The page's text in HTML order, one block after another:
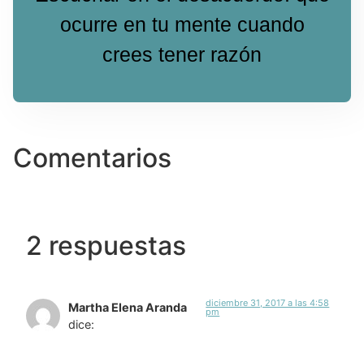
ocurre en tu mente cuando
crees tener razón
Comentarios
2 respuestas
Martha Elena Aranda
dice:
diciembre 31, 2017 a las 4:58
pm